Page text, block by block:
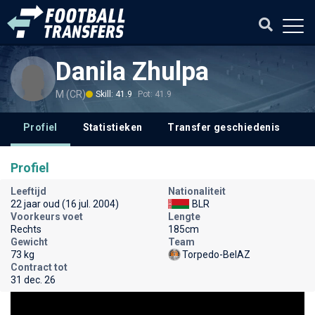
Danila Zhulpa
M (CR) Skill: 41.9 Pot: 41.9
Profiel Statistieken Transfer geschiedenis
Profiel
Leeftijd
22 jaar oud (16 jul. 2004)
Nationaliteit
BLR
Voorkeurs voet
Rechts
Lengte
185cm
Gewicht
73 kg
Team
Torpedo-BelAZ
Contract tot
31 dec. 26